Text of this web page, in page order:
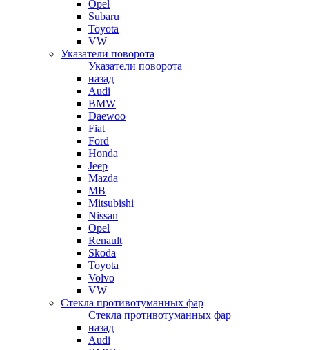
Opel
Subaru
Toyota
VW
Указатели поворота
Указатели поворота
назад
Audi
BMW
Daewoo
Fiat
Ford
Honda
Jeep
Mazda
MB
Mitsubishi
Nissan
Opel
Renault
Skoda
Toyota
Volvo
VW
Стекла противотуманных фар
Стекла противотуманных фар
назад
Audi